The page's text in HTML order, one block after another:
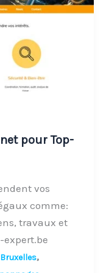
pour Top-
vos
comme:
travaux et
Bruxelles,